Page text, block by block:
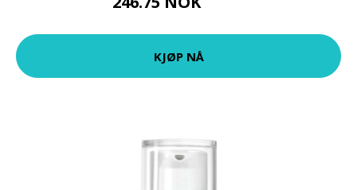
KJØP NÅ